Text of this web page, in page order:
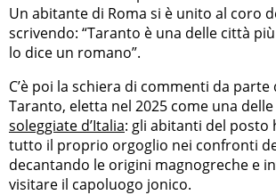
Un abitante di Roma si è unito al coro
scrivendo: “Taranto è una delle città
lo dice un romano”.
C’è poi la schiera di commenti da
Taranto, eletta nel 2025 come una delle
soleggiate d’Italia: gli abitanti del posto
tutto il proprio orgoglio nei confronti
decantando le origini magnogreche e
visitare il capoluogo jonico.